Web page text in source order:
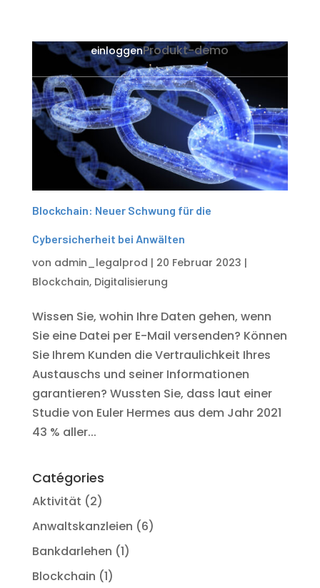
einloggenProdukt-demo
Blockchain: Neuer Schwung für die
Cybersicherheit bei Anwälten
von admin_legalprod | 20 Februar 2023 |
Blockchain, Digitalisierung
Wissen Sie, wohin Ihre Daten gehen, wenn
Sie eine Datei per E-Mail versenden? Können
Sie Ihrem Kunden die Vertraulichkeit Ihres
Austauschs und seiner Informationen
garantieren? Wussten Sie, dass laut einer
Studie von Euler Hermes aus dem Jahr 2021
43 % aller...
Catégories
Aktivität (2)
Anwaltskanzleien (6)
Bankdarlehen (1)
Blockchain (1)